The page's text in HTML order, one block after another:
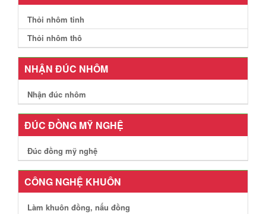
Thỏi nhôm tinh
Thỏi nhôm thô
NHẬN ĐÚC NHÔM
Nhận đúc nhôm
ĐÚC ĐỒNG MỸ NGHỆ
Đúc đồng mỹ nghệ
CÔNG NGHỆ KHUÔN
Làm khuôn đồng, nấu đồng